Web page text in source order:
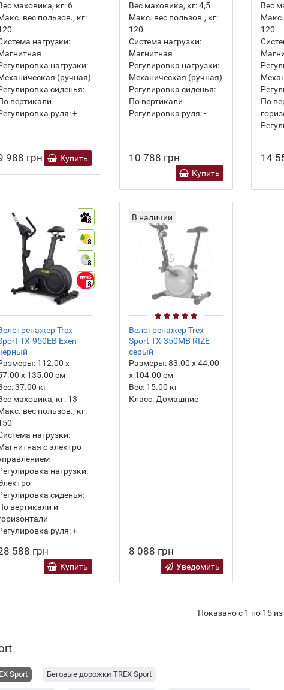
маховика, кг:6
вес пользов., кг:
нагрузки:
нагрузки:
(ручная)
сиденья:
вертикали
руля:+
988 грн Купить
Вес маховика, кг:4,5
Макс. вес пользов., кг:
120
Система нагрузки:
Магнитная
Регулировка нагрузки:
Механическая (ручная)
Регулировка сиденья:
По вертикали
Регулировка руля:-
10 788 грн
Купить
Вес
Макс.
120
По
14
8
8
8
8
Trex
TX-950EB Exen
112.00 х
х 135.00 см
37.00 кг
маховика, кг:13
вес пользов., кг:
нагрузки:
с электро
нагрузки:
сиденья:
вертикали и
руля:+
588 грн
Купить
В наличии
Велотренажер Trex
Sport TX-350MB RIZE
серый
Размеры:83.00 х 44.00
х 104.00 см
Вес: 15.00 кг
Класс: Домашние
8 088 грн
Уведомить
Показано с 1 по 15
Sport Беговые дорожки TREX Sport